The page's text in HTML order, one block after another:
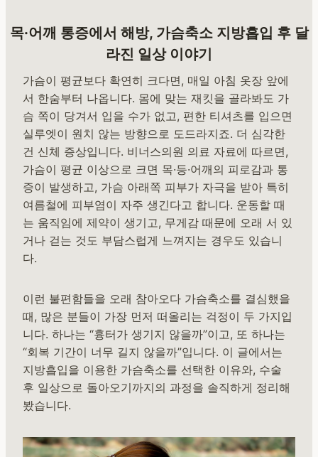
목·어깨 통증에서 해방, 가슴축소 지방흡입 후 달
라진 일상 이야기
가슴이 평균보다 확연히 크다면, 매일 아침 옷장 앞에
서 한숨부터 나옵니다. 몸에 맞는 재킷을 골라봐도 가
슴 쪽이 당겨서 입을 수가 없고, 편한 티셔츠를 입으면
실루엣이 원치 않는 방향으로 도드라지죠. 더 심각한
건 신체 증상입니다. 비너스의원 의료 자료에 따르면,
가슴이 평균 이상으로 크면 목·등·어깨의 피로감과 통
증이 발생하고, 가슴 아래쪽 피부가 자극을 받아 특히
여름철에 피부염이 자주 생긴다고 합니다. 운동할 때
는 움직임에 제약이 생기고, 무게감 때문에 오래 서 있
거나 걷는 것도 부담스럽게 느껴지는 경우도 있습니
다.
이런 불편함들을 오래 참아오다 가슴축소를 결심했을
때, 많은 분들이 가장 먼저 떠올리는 걱정이 두 가지입
니다. 하나는 “흉터가 생기지 않을까”이고, 또 하나는
“회복 기간이 너무 길지 않을까”입니다. 이 글에서는
지방흡입을 이용한 가슴축소를 선택한 이유와, 수술
후 일상으로 돌아오기까지의 과정을 솔직하게 정리해
봤습니다.